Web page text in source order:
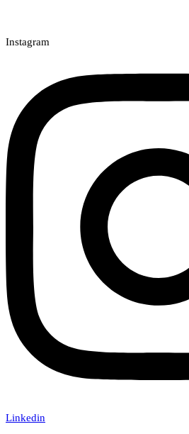
Instagram
Linkedin